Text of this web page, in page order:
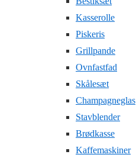
Kasserolle
Piskeris
Grillpande
Ovnfastfad
Skålesæt
Champagneglas
Stavblender
Brødkasse
Kaffemaskiner